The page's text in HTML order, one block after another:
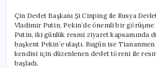
Çin Devlet Başkanı Şi Cinping ile Rusya
Vladimir Putin, Pekin’de önemli bir
Putin, iki günlük resmi ziyaret kapsamında
başkent Pekin’e ulaştı. Bugün ise Tiananmen
kendisi için düzenlenen devlet töreni ile
başladı.